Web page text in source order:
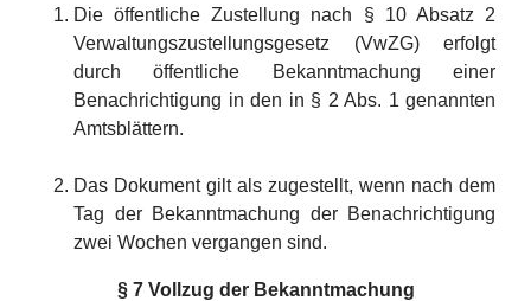
Die öffentliche Zustellung nach § 10 Absatz 2
Verwaltungszustellungsgesetz (VwZG) erfolgt
durch öffentliche Bekanntmachung einer
Benachrichtigung in den in § 2 Abs. 1 genannten
Amtsblättern.
Das Dokument gilt als zugestellt, wenn nach dem
Tag der Bekanntmachung der Benachrichtigung
zwei Wochen vergangen sind.
§ 7 Vollzug der Bekanntmachung